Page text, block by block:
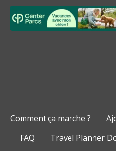
Comment ça marche ?
FAQ
Travel Planner